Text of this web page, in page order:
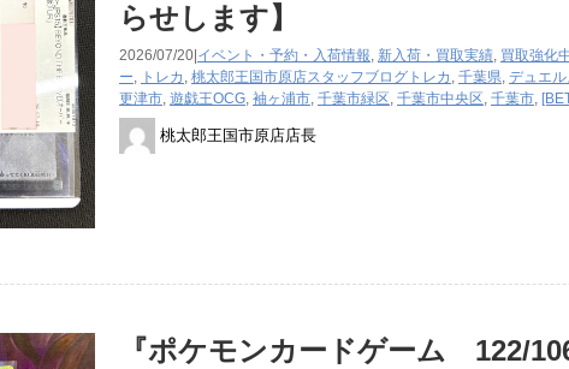
らせします】
2026/07/20| イベント・予約・入荷情報, 新入荷・買取実績, 買取強化
ー, トレカ , 桃太郎王国市原店スタッフブログ トレカ , 千葉県, デュエ
更津市, 遊戯王OCG, 袖ヶ浦市, 千葉市緑区, 千葉市中央区, 千葉市,
桃太郎王国市原店店長
『ポケモンカードゲーム 122/